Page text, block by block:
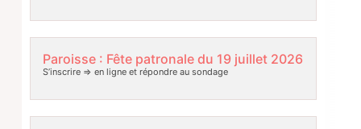
Paroisse : Fête patronale du 19 juillet 2026
S’inscrire => en ligne et répondre au sondage